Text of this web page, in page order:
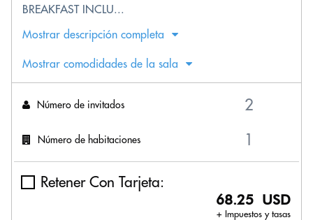
BREAKFAST INCLU...
Mostrar descripción completa
Mostrar comodidades de la sala
Número de invitados
Número de habitaciones
Retener Con Tarjeta:
68.25 USD
+ Impuestos y tasas